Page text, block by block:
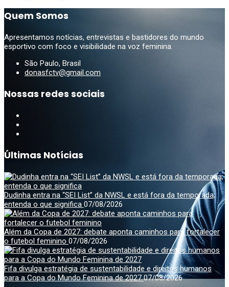
Quem Somos
Apresentamos notícias, entrevistas e bastidores do mundo
esportivo com foco e visibilidade na voz feminina.
São Paulo, Brasil
donasfctv@gmail.com
Nossas redes sociais
Últimas Notícias
Dudinha entra na “SEI List” da NWSL e está fora da temporada;
entenda o que significa 07/08/2026
Além da Copa de 2027: debate aponta caminhos para fortalecer
o futebol feminino 07/08/2026
Fifa divulga estratégia de sustentabilidade e direitos humanos
para a Copa do Mundo Feminina de 202707/08/2026